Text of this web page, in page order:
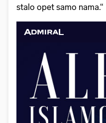
stalo opet samo nama.“